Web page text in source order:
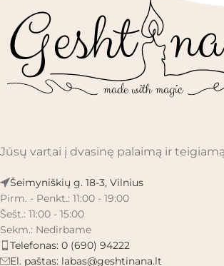
Jūsų vartai į dvasinę palaimą ir
Šeimyniškių g. 18-3, Vilnius
Pirm. - Penkt.: 11:00 - 19:00
Šešt.: 11:00 - 15:00
Sekm.: Nedirbame
Telefonas: 0 (690) 94222
El. paštas: labas@geshtinana.lt